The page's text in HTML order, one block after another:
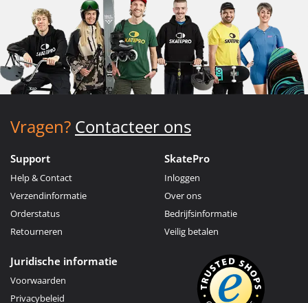
Vragen? Contacteer ons
Support
Help & Contact
Verzendinformatie
Orderstatus
Retourneren
SkatePro
Inloggen
Over ons
Bedrijfsinformatie
Veilig betalen
Juridische informatie
Voorwaarden
Privacybeleid